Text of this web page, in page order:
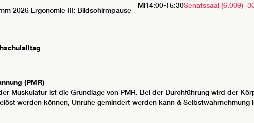
2026 Ergonomie III: Bildschirmpause
Mi14:00-15:30Senatssaal (6.009)
(PMR)
Muskulatur ist die Grundlage von PMR. Bei der Durchführung wird der
werden können, Unruhe gemindert werden kann &